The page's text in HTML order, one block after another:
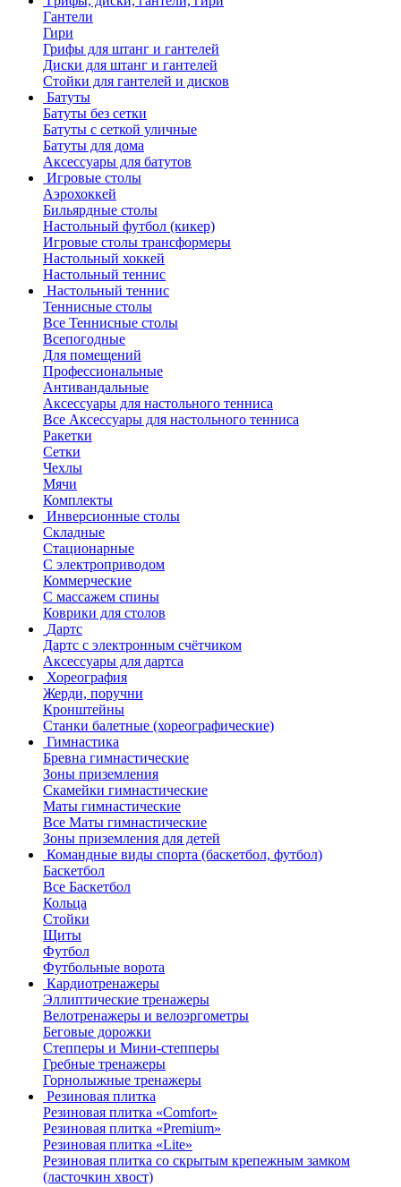
Гантели
Гири
Грифы для штанг и гантелей
Диски для штанг и гантелей
Стойки для гантелей и дисков
Батуты
Батуты без сетки
Батуты с сеткой уличные
Батуты для дома
Аксессуары для батутов
Игровые столы
Аэрохоккей
Бильярдные столы
Настольный футбол (кикер)
Игровые столы трансформеры
Настольный хоккей
Настольный теннис
Настольный теннис
Теннисные столы
Все Теннисные столы
Всепогодные
Для помещений
Профессиональные
Антивандальные
Аксессуары для настольного тенниса
Все Аксессуары для настольного тенниса
Ракетки
Сетки
Чехлы
Мячи
Комплекты
Инверсионные столы
Складные
Стационарные
С электроприводом
Коммерческие
С массажем спины
Коврики для столов
Дартс
Дартс с электронным счётчиком
Аксессуары для дартса
Хореография
Жерди, поручни
Кронштейны
Станки балетные (хореографические)
Гимнастика
Бревна гимнастические
Зоны приземления
Скамейки гимнастические
Маты гимнастические
Все Маты гимнастические
Зоны приземления для детей
Командные виды спорта (баскетбол, футбол)
Баскетбол
Все Баскетбол
Кольца
Стойки
Щиты
Футбол
Футбольные ворота
Кардиотренажеры
Эллиптические тренажеры
Велотренажеры и велоэргометры
Беговые дорожки
Степперы и Мини-степперы
Гребные тренажеры
Горнолыжные тренажеры
Резиновая плитка
Резиновая плитка «Comfort»
Резиновая плитка «Premium»
Резиновая плитка «Lite»
Резиновая плитка со скрытым крепежным замком
(ласточкин хвост)